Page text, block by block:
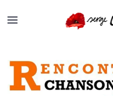
Passer au contenu principal